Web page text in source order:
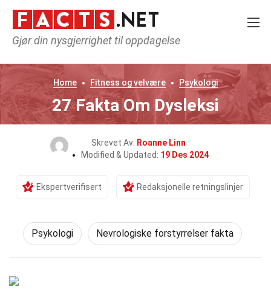
Gjør din nysgjerrighet til oppdagelse
Home Fitness og velvære Psykologi
27 Fakta Om Dysleksi
Skrevet Av: Roanne Linn
Modified & Updated: 19 Des 2024
Ekspertverifisert Redaksjonelle retningslinjer
Psykologi Nevrologiske forstyrrelser fakta